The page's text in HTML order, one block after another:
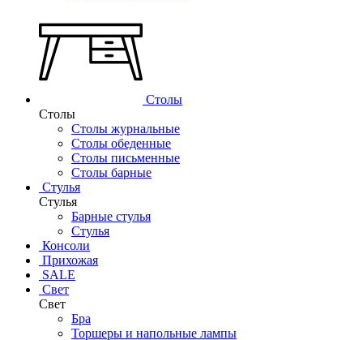
Столы
Столы
Столы журнальные
Столы обеденные
Столы письменные
Столы барные
Стулья
Стулья
Барные стулья
Стулья
Консоли
Прихожая
SALE
Свет
Свет
Бра
Торшеры и напольные лампы